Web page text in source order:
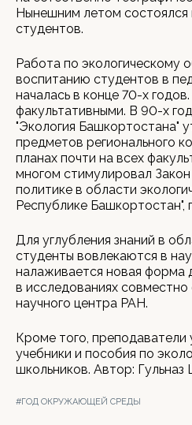
Нынешним летом состоялся
студентов.
Работа по экологическому
воспитанию студентов в
началась в конце 70-х
факультативными. В 90-х
"Экология Башкортостана"
предметов регионального
планах почти на всех
многом стимулировал
политике в области
Республике Башкортостан",
Для углубления знаний в
студенты вовлекаются в
налаживается новая форма
в исследованиях
научного центра РАН.
Кроме того, преподаватели
учебники и пособия по
школьников. Автор:
#ГОД ОКРУЖАЮЩЕЙ СРЕДЫ